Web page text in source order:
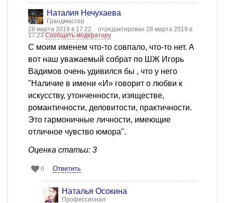
Наталия Нечухаева
Грандмастер
28 марта 2019 в 17:22
отредактирован 28 марта 2019 в
17:23Сообщить модератору
С моим именем что-то совпало, что-то нет. А
вот наш уважаемый собрат по ШЖ Игорь
Вадимов очень удивился бы , что у него
"Наличие в имени «И» говорит о любви к
искусству, утонченности, изяществе,
романтичности, деловитости, практичности.
Это гармоничные личности, имеющие
отличное чувство юмора".
Оценка статьи: 3
0 Ответить
Наталья Осокина
Профессионал